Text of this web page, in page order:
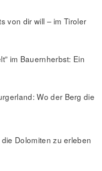
von dir will – im Tiroler
im Bauernherbst: Ein
Wo der Berg die
Dolomiten zu erleben